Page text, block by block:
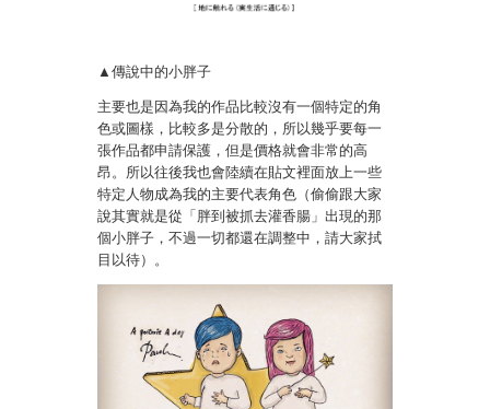
▲傳說中的小胖子
主要也是因為我的作品比較沒有一個特定的角
色或圖樣，比較多是分散的，所以幾乎要每一
張作品都申請保護，但是價格就會非常的高
昂。所以往後我也會陸續在貼文裡面放上一些
特定人物成為我的主要代表角色（偷偷跟大家
說其實就是從「胖到被抓去灌香腸」出現的那
個小胖子，不過一切都還在調整中，請大家拭
目以待）。